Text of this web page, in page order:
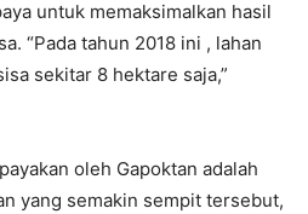
untuk memaksimalkan hasil
“Pada tahun 2018 ini , lahan
sekitar 8 hektare saja,”
oleh Gapoktan adalah
yang semakin sempit tersebut,